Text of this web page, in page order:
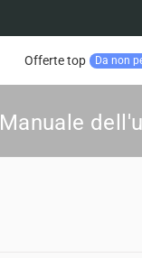
Offerte top Da non
Manuale